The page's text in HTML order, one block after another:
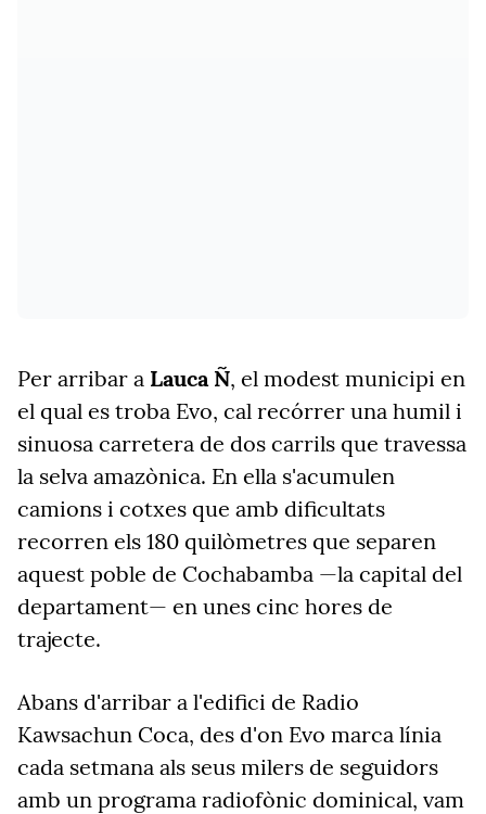
Per arribar a Lauca Ñ, el modest municipi en
el qual es troba Evo, cal recórrer una humil i
sinuosa carretera de dos carrils que travessa
la selva amazònica. En ella s'acumulen
camions i cotxes que amb dificultats
recorren els 180 quilòmetres que separen
aquest poble de Cochabamba —la capital del
departament— en unes cinc hores de
trajecte.
Abans d'arribar a l'edifici de Radio
Kawsachun Coca, des d'on Evo marca línia
cada setmana als seus milers de seguidors
amb un programa radiofònic dominical, vam